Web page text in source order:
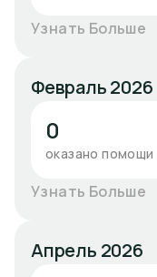
Узнать Больше
Февраль 2026
0
оказано помощи
Узнать Больше
Апрель 2026